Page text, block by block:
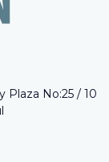
Plaza No:25 / 10